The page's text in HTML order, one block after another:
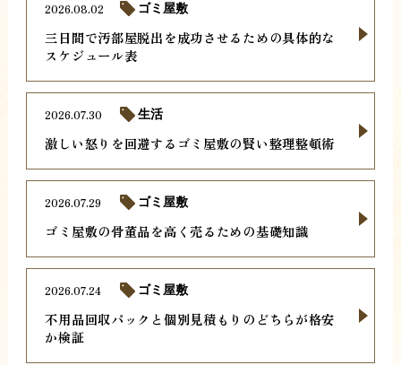
三日間で汚部屋脱出を成功させるための具体的な
スケジュール表
2026.08.02 ゴミ屋敷
激しい怒りを回避するゴミ屋敷の賢い整理整頓術
2026.07.30 生活
ゴミ屋敷の骨董品を高く売るための基礎知識
2026.07.29 ゴミ屋敷
不用品回収パックと個別見積もりのどちらが格安
か検証
2026.07.24 ゴミ屋敷